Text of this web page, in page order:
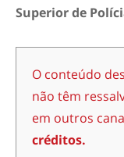
Superior de
O conteúdo
não têm
em outros
créditos.